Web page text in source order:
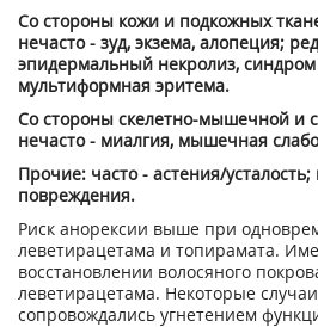
Со стороны кожи и подкожных
нечасто - зуд, экзема, алопеция;
эпидермальный некролиз,
мультиформная эритема.
Со стороны скелетно-мышечной и
нечасто - миалгия, мышечная
Прочие: часто - астения/
повреждения.
Риск анорексии выше при
леветирацетама и топирамата.
восстановлении волосяного
леветирацетама. Некоторые
сопровождались угнетением